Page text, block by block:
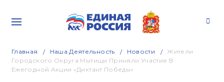
Главная Наша Деятельность Новости
Жители
Городского Округа Мытищи Приняли Участие В
Ежегодной Акции «Диктант Победы»